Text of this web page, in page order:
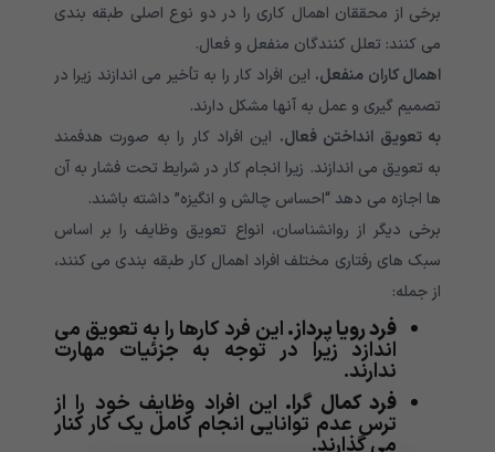
برخی از محققان اهمال کاری را در دو نوع اصلی طبقه بندی
می کنند: تعلل کنندگان منفعل و فعال.
اهمال کاران منفعل. این افراد کار را به تأخیر می اندازند زیرا در
تصمیم گیری و عمل به آنها مشکل دارند.
به تعویق انداختن فعال. این افراد کار را به صورت هدفمند
به تعویق می اندازند‌. زیرا انجام کار در شرایط تحت فشار به آن
ها اجازه می دهد “احساس چالش و انگیزه” داشته باشند.
برخی دیگر از روانشناسان، انواع تعویق وظایف را بر اساس
سبک های رفتاری مختلف افراد اهمال کار طبقه بندی می کنند،
از جمله:
فرد رویا پرداز.این فرد کارها را به تعویق می
اندازد زیرا در توجه به جزئیات مهارت
ندارند.
فرد کمال گرا. این افراد وظایف خود را از
ترس عدم توانایی انجام کامل یک کار کنار
می گذارند.